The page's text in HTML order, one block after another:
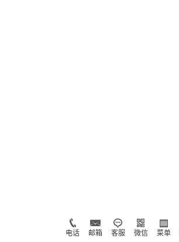
电话 邮箱 客服 微信 菜单